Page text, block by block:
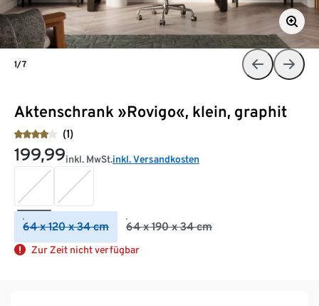
Aktenschrank »Rovigo«, klein, graphit
(1)
199,99inkl. MwSt.inkl. Versandkosten
64 x 120 x 34 cm 64 x 190 x 34 cm
Zur Zeit nicht verfügbar
1/7